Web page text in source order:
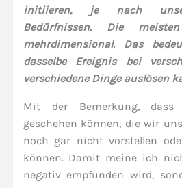
initiieren, je nach
Bedürfnissen. Die
mehrdimensional. Das
dasselbe Ereignis bei
verschiedene Dinge auslösen
Mit der Bemerkung, dass
geschehen können, die wir
noch gar nicht vorstellen
können. Damit meine ich
negativ empfunden wird,